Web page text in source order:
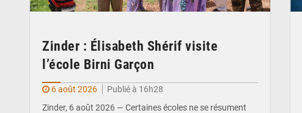
Zinder : Élisabeth Shérif visite
l’école Birni Garçon
6 août 2026
Publié à 16h28
Zinder, 6 août 2026 — Certaines écoles ne se résument